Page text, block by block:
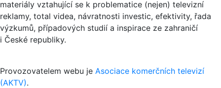
materiály vztahující se k problematice (nejen) televizní
reklamy, total videa, návratnosti investic, efektivity, řada
výzkumů, případových studií a inspirace ze zahraničí
i České republiky.
Provozovatelem webu je Asociace komerčních televizí
(AKTV).